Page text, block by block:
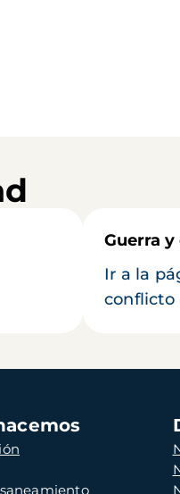
Guerra
Ir a la
conflicto